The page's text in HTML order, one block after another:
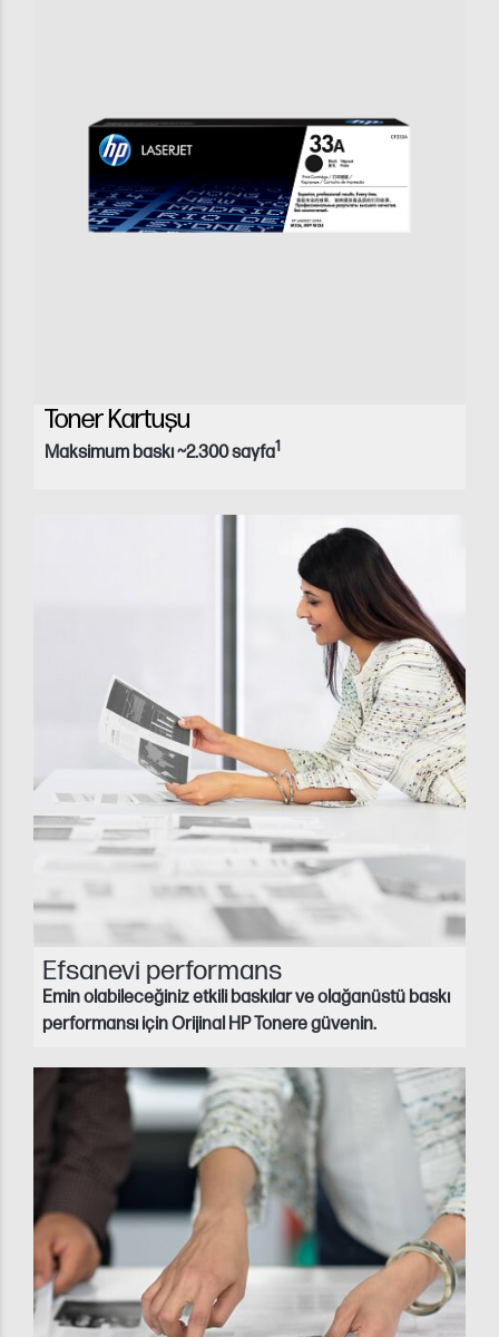
Toner Kartuşu
Maksimum baskı ~2.300 sayfa1
Efsanevi performans
Emin olabileceğiniz etkili baskılar ve olağanüstü baskı
performansı için Orijinal HP Tonere güvenin.